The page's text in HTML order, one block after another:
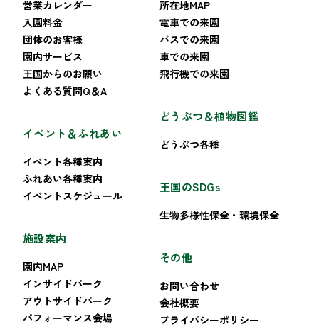
営業カレンダー
入園料金
団体のお客様
園内サービス
王国からのお願い
よくある質問Q＆A
イベント＆ふれあい
イベント各種案内
ふれあい各種案内
イベントスケジュール
施設案内
園内MAP
インサイドパーク
アウトサイドパーク
パフォーマンス会場
所在地MAP
電車での来園
バスでの来園
車での来園
飛行機での来園
どうぶつ＆植物図鑑
どうぶつ各種
王国のSDGs
生物多様性保全・環境保全
その他
お問い合わせ
会社概要
プライバシーポリシー